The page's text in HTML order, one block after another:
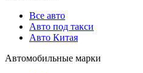
Все авто
Авто под такси
Авто Китая
Автомобильные марки